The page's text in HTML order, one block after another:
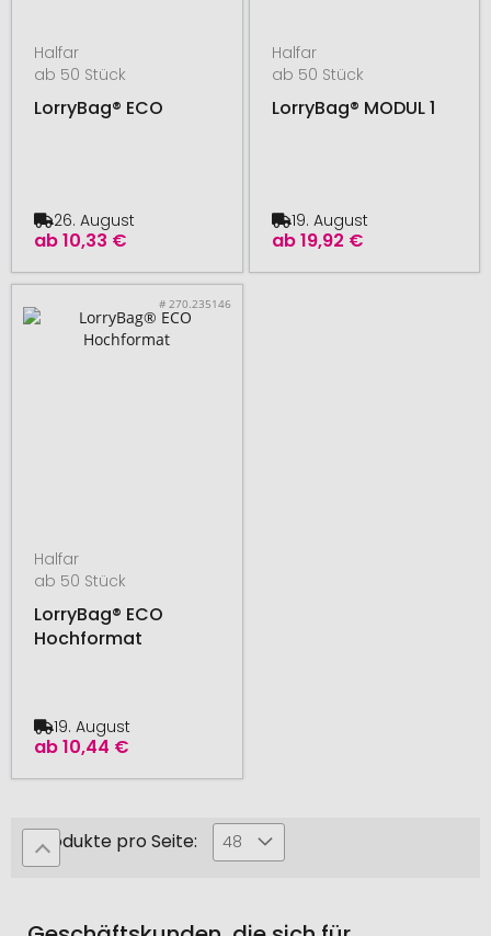
Halfar
ab 50 Stück
LorryBag® ECO
ab10,33 €
26. August
Halfar
ab 50 Stück
LorryBag® MODUL 1
ab19,92 €
19. August
# 270.235146
Halfar
ab 50 Stück
LorryBag® ECO
Hochformat
ab10,44 €
19. August
Produkte pro Seite: 48